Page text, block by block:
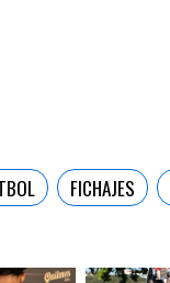
FICHAJES